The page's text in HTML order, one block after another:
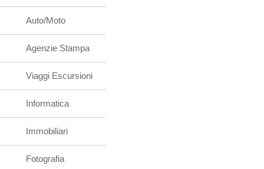
Auto/Moto
Agenzie Stampa
Viaggi Escursioni
Informatica
Immobiliari
Fotografia